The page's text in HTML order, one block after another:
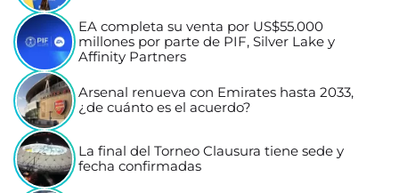
EA completa su venta por US$55.000
millones por parte de PIF, Silver Lake y
Affinity Partners
Arsenal renueva con Emirates hasta 2033,
¿de cuánto es el acuerdo?
La final del Torneo Clausura tiene sede y
fecha confirmadas